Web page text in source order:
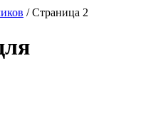
/ Страница 2